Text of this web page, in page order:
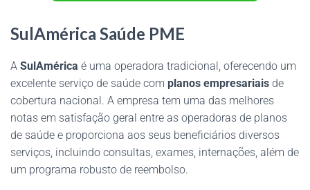
SulAmérica Saúde PME
A SulAmérica é uma operadora tradicional, oferecendo um
excelente serviço de saúde com planos empresariais de
cobertura nacional. A empresa tem uma das melhores
notas em satisfação geral entre as operadoras de planos
de saúde e proporciona aos seus beneficiários diversos
serviços, incluindo consultas, exames, internações, além de
um programa robusto de reembolso.